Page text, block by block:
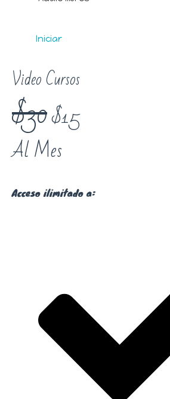
Iniciar
Video Cursos
$30$15
Al Mes
Acceso ilimitado a: